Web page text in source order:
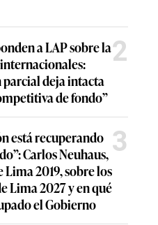
a LAP sobre la
internacionales:
parcial deja intacta
de fondo”
2
está recuperando
Carlos Neuhaus,
2019, sobre los
Lima 2027 y en qué
el Gobierno
3